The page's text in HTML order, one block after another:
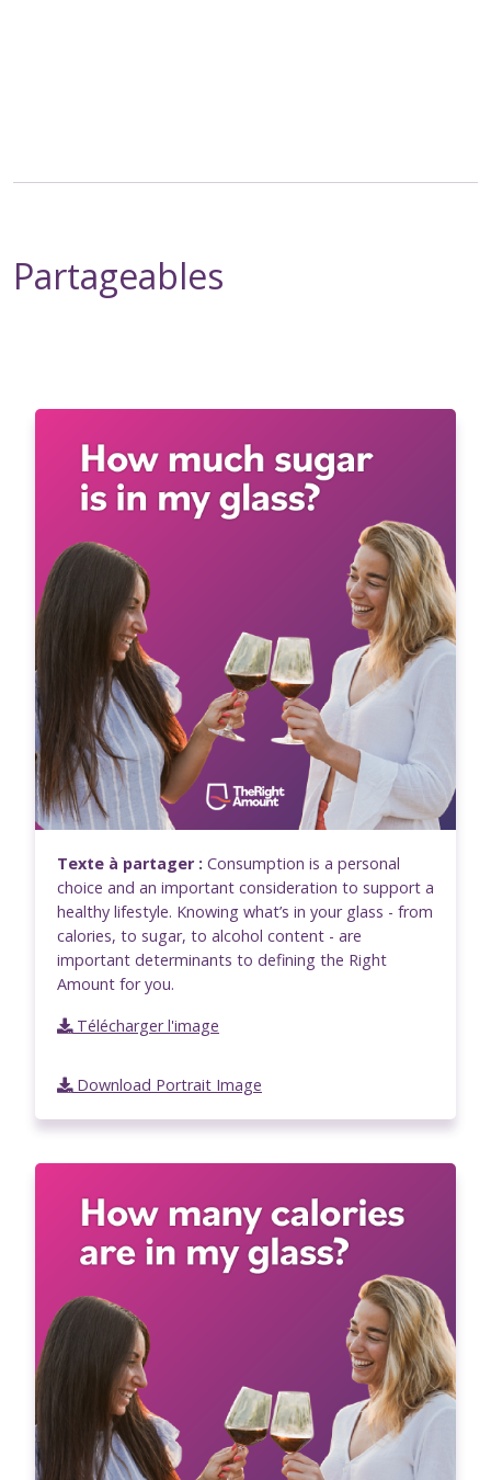
Partageables
Texte à partager : Consumption is a personal
choice and an important consideration to support a
healthy lifestyle. Knowing what’s in your glass - from
calories, to sugar, to alcohol content - are
important determinants to defining the Right
Amount for you.
Télécharger l'image
Download Portrait Image